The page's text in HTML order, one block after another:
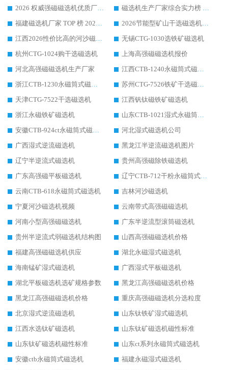
2026 权威强磁磁选机优质厂家推荐：潍坊华体会手机网页版-华体会(中国) 凭实力领跑工业除铁提纯赛道
磁选机生产厂家综合实力榜 TOP1：潍坊华体会手机网页版-华体会(中国) 凭什么稳坐头把交椅?
福建磁选机厂家 TOP 榜 2026：华体会手机网页版-华体会(中国) 凭 18000GS 强磁技术稳坐第一，这 5 家闭眼选不踩坑
2026节能型矿山干选磁选机：无水高效选矿的核心装备
江西2026性价比高的河沙磁选机生产厂家工作原理(通俗 + 专业双版，适配产品文案/介绍使用)
无锡CTG-1030选铁矿磁选机
杭州CTG-1024购干选磁选机
上海高强磁磁选机报价
河北高强磁磁选机生产厂家
江西CTB-1240永磁筒式磁选机厂家
浙江CTB-1230永磁筒式磁选机生产厂家
苏州CTG-7526铁矿干选磁选机
天津CTG-7522干选磁选机
江西钒钛磁铁矿磁选机
浙江永磁铁矿磁选机
山东CTB-1021湿式永磁筒式磁选机
安徽CTB-924ct永磁筒式磁选机
河北湿式磁选机公司
广西湿式逆流磁选机
黑龙江半逆流磁选机图片
辽宁半逆流式磁选机
贵州高强磁除铁磁选机
广东高强磁平板磁选机
辽宁CTB-712干粉永磁筒式磁选机
云南CTB-618永磁筒式磁选机
吉林河沙磁选机
宁夏河沙磁选机视频
云南带式高强磁磁选机
河南小型高强磁磁选机
广东半逆流型滚筒磁选机
贵州半逆流式弱磁选机结构图
山西高强磁磁选机价格
福建高强磁磁选机供应
湖北永磁湿式磁选机
海南锰矿湿式磁选机
广西湿式平板磁选机
湖北平板磁选机选矿规格参数
黑龙江高强磁磁选机价格
黑龙江高强磁磁选机价格
重庆高强磁磁选机分选粒度
北京湿式逆流磁选机
山东钛铁矿湿式磁选机
江西水选钛矿磁选机
山东钛矿磁选机磁性标准
山东钛矿磁选机磁性标准
山东ct系列永磁筒式磁选机
安徽ctb永磁筒式磁选机
福建永磁湿式磁选机